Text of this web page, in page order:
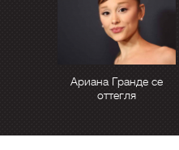
Ариана Гранде се
оттегля